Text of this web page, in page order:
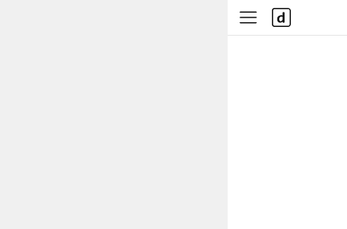
사
이
다
나
와